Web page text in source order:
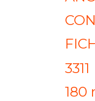
3311
180